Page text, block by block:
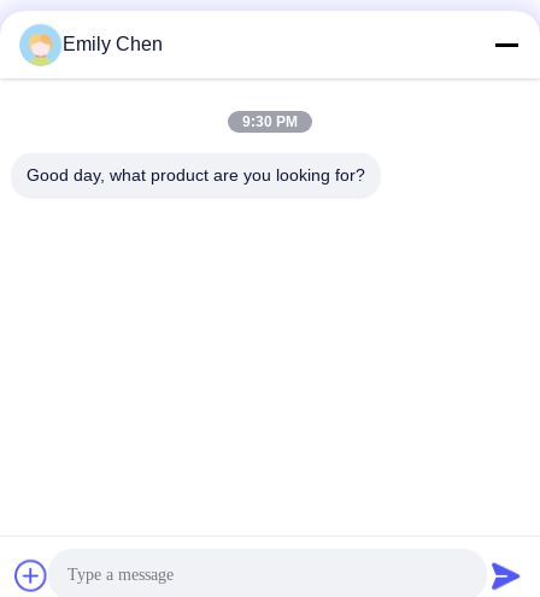
Equipment Co., Ltd Alle Rechte vorbehalten.
Emily Chen
9:30 PM
Good day, what product are you looking for?